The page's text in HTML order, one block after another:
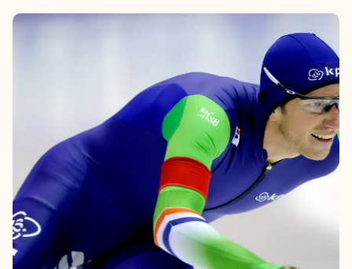
Waar kan ik schaatsen en skaten?
Evenementen
Winacties
Olympische Spelen
Olympische uitslagen
Van Jong tot Goud verhalen